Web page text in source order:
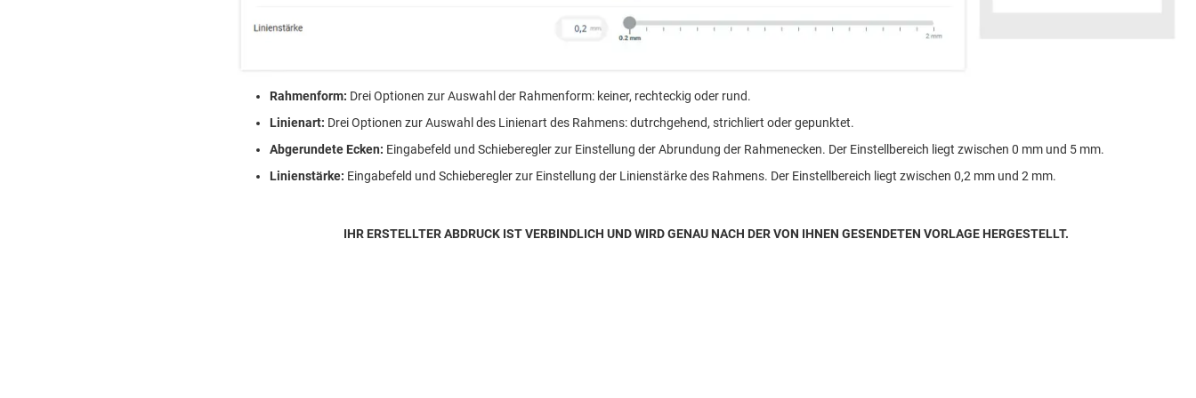
Rahmenform: Drei Optionen zur Auswahl der Rahmenform: keiner, rechteckig oder rund.
Linienart: Drei Optionen zur Auswahl des Linienart des Rahmens: dutrchgehend, strichliert oder gepunktet.
Abgerundete Ecken: Eingabefeld und Schieberegler zur Einstellung der Abrundung der Rahmenecken. Der Einstellbereich liegt zwischen 0 mm und 5 mm.
Linienstärke: Eingabefeld und Schieberegler zur Einstellung der Linienstärke des Rahmens. Der Einstellbereich liegt zwischen 0,2 mm und 2 mm.
IHR ERSTELLTER ABDRUCK IST VERBINDLICH UND WIRD GENAU NACH DER VON IHNEN GESENDETEN VORLAGE HERGESTELLT.